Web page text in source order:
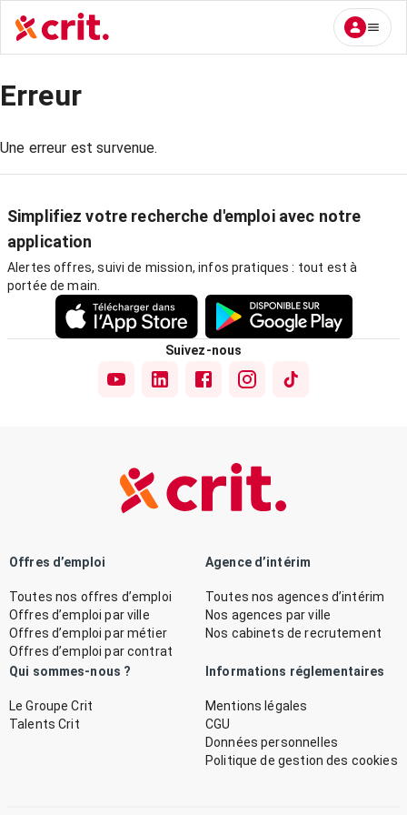
Erreur
Une erreur est survenue.
Simplifiez votre recherche d'emploi avec notre
application
Alertes offres, suivi de mission, infos pratiques : tout est à
portée de main.
Suivez-nous
Offres d’emploi
Toutes nos offres d’emploi
Offres d’emploi par ville
Offres d’emploi par métier
Offres d’emploi par contrat
Agence d’intérim
Toutes nos agences d’intérim
Nos agences par ville
Nos cabinets de recrutement
Qui sommes-nous ?
Le Groupe Crit
Talents Crit
Informations réglementaires
Mentions légales
CGU
Données personnelles
Politique de gestion des cookies